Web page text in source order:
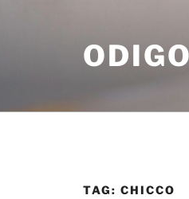
TAG: CHICCO